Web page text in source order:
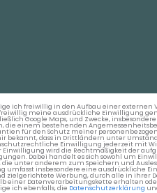
ich freiwillig in den Aufbau einer externen
meine ausdrückliche Einwilligung
Google Maps, und Zwecke,
die einem bestehenden
für den Schutz meiner
bekannt, dass in Drittländern unter
Einwilligung jederzeit mit
Einwilligung wird die Rechtmäßigkeit der
Dabei handelt es sich sowohl um
unter anderem zum Speichern und
umfasst insbesondere eine
zielgerichtete Werbung, durch alle in
einer Datenverarbeitungskette erhalten
ich ebenfalls, die Datenschutzerklärung